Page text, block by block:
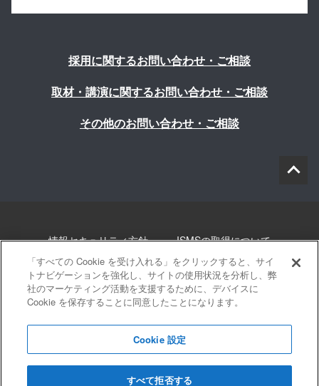
採用に関するお問い合わせ・ご相談
取材・講演に関するお問い合わせ・ご相談
その他のお問い合わせ・ご相談
情報セキュリティ方針 ISMSの取得について
個人情報について 勧誘方針 このサイトについて
サイトマップ
「すべての Cookie を受け入れる」をクリックすると、サイ
トナビゲーションを強化し、サイトの使用状況を分析し、弊
社のマーケティング活動を支援するために、デバイスに
Cookie を保存することに同意したことになります。
Cookie 設定
すべて拒否する